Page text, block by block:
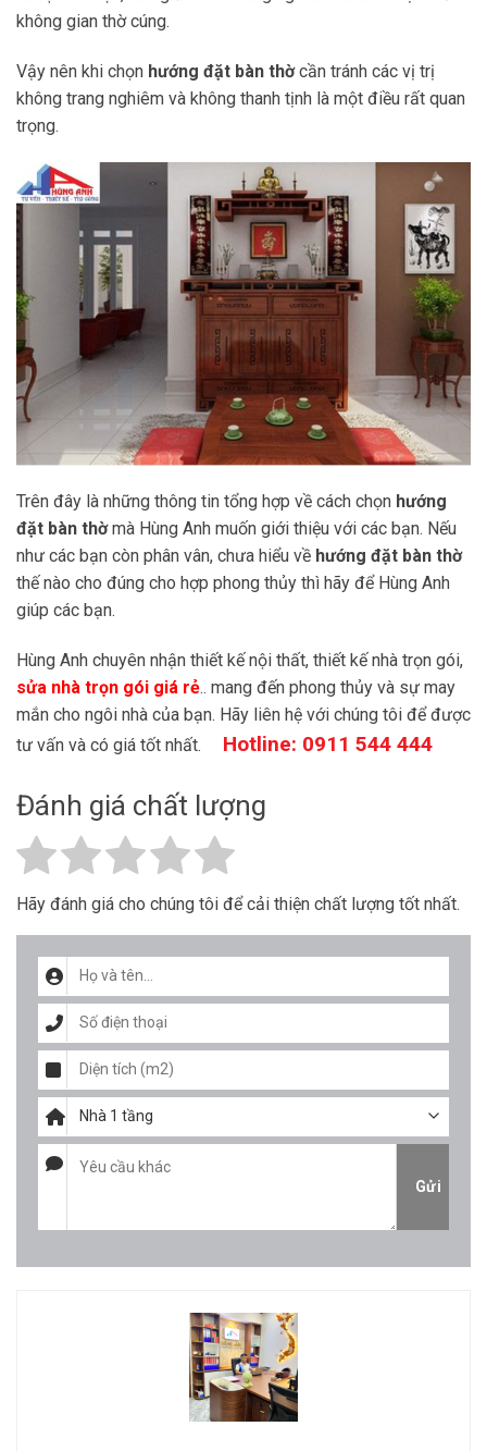
không gian thờ cúng.
Vậy nên khi chọn hướng đặt bàn thờcần tránh các vị trị
không trang nghiêm và không thanh tịnh là một điều rất quan
trọng.
Trên đây là những thông tin tổng hợp về cách chọn hướng
đặt bàn thờmà Hùng Anh muốn giới thiệu với các bạn. Nếu
như các bạn còn phân vân, chưa hiểu về hướng đặt bàn thờ
thế nào cho đúng cho hợp phong thủy thì hãy để Hùng Anh
giúp các bạn.
Hùng Anh chuyên nhận thiết kế nội thất, thiết kế nhà trọn gói,
sửa nhà trọn gói giá rẻ.. mang đến phong thủy và sự may
mắn cho ngôi nhà của bạn. Hãy liên hệ với chúng tôi để được
tư vấn và có giá tốt nhất. Hotline: 0911 544 444
Đánh giá chất lượng
Hãy đánh giá cho chúng tôi để cải thiện chất lượng tốt nhất.